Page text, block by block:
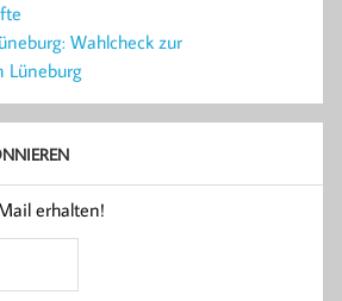
Wahlcheck zur
Lüneburg
erhalten!